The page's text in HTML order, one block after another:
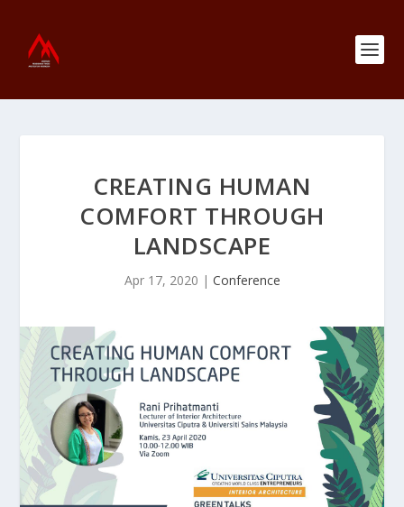
CREATING HUMAN
COMFORT THROUGH
LANDSCAPE
Apr 17, 2020 | Conference